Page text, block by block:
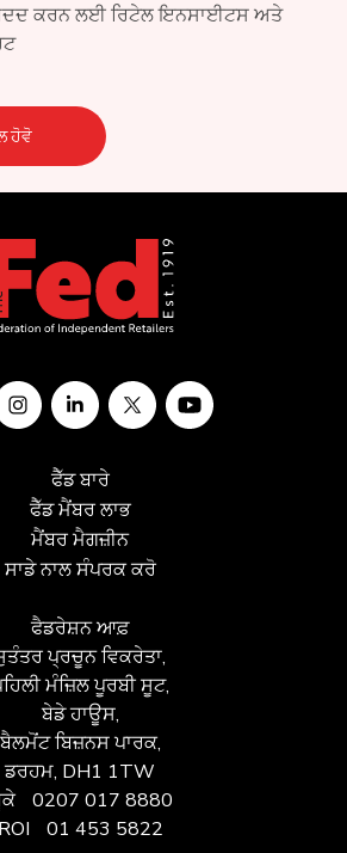
ਕਰਨ ਲਈ ਰਿਟੇਲ ਇਨਸਾਈਟਸ ਅਤੇ
ਹੋਵੋ
ਫੈੱਡ ਬਾਰੇ
ਫੈੱਡ ਮੈਂਬਰ ਲਾਭ
ਮੈਂਬਰ ਮੈਗਜ਼ੀਨ
ਸਾਡੇ ਨਾਲ ਸੰਪਰਕ ਕਰੋ
ਫੈਡਰੇਸ਼ਨ ਆਫ਼
ਪ੍ਰਚੂਨ ਵਿਕਰੇਤਾ,
ਮੰਜ਼ਿਲ ਪੂਰਬੀ ਸੂਟ,
ਬੇਡੇ ਹਾਊਸ,
ਬੈਲਮੋਂਟ ਬਿਜ਼ਨਸ ਪਾਰਕ,
ਡਰਹਮ, DH1 1TW
0207 017 8880
ROI
01 453 5822